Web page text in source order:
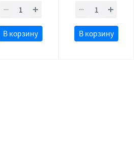
В корзину В корзину